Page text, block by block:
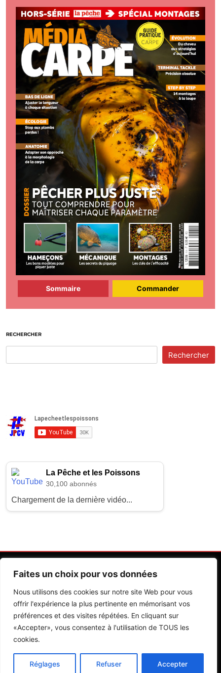
Faites un choix pour vos données
Nous utilisons des cookies sur notre site Web pour vous
offrir l'expérience la plus pertinente en mémorisant vos
préférences et des visites répétées. En cliquant sur
«Accepter», vous consentez à l'utilisation de TOUS les
cookies.
Réglages Refuser Accepter
Sommaire Commander
RECHERCHER
Rechercher
La Pêche et les Poissons
30,100 abonnés
Chargement de la dernière vidéo...
Contactez Nos Rédactions Mentions Légales